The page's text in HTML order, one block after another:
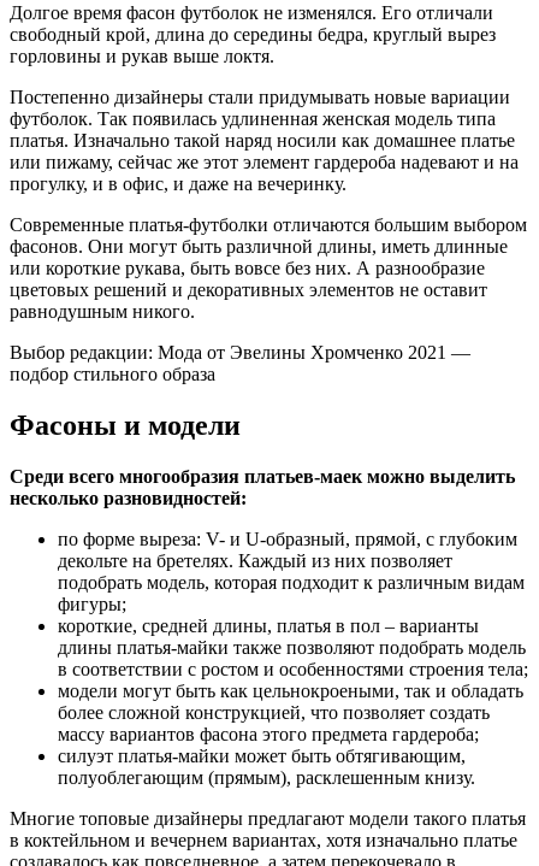
Долгое время фасон футболок не изменялся. Его отличали
свободный крой, длина до середины бедра, круглый вырез
горловины и рукав выше локтя.
Постепенно дизайнеры стали придумывать новые вариации
футболок. Так появилась удлиненная женская модель типа
платья. Изначально такой наряд носили как домашнее платье
или пижаму, сейчас же этот элемент гардероба надевают и на
прогулку, и в офис, и даже на вечеринку.
Современные платья-футболки отличаются большим выбором
фасонов. Они могут быть различной длины, иметь длинные
или короткие рукава, быть вовсе без них. А разнообразие
цветовых решений и декоративных элементов не оставит
равнодушным никого.
Выбор редакции: Мода от Эвелины Хромченко 2021 —
подбор стильного образа
Фасоны и модели
Среди всего многообразия платьев-маек можно выделить
несколько разновидностей:
по форме выреза: V- и U-образный, прямой, с глубоким
декольте на бретелях. Каждый из них позволяет
подобрать модель, которая подходит к различным видам
фигуры;
короткие, средней длины, платья в пол – варианты
длины платья-майки также позволяют подобрать модель
в соответствии с ростом и особенностями строения тела;
модели могут быть как цельнокроеными, так и обладать
более сложной конструкцией, что позволяет создать
массу вариантов фасона этого предмета гардероба;
силуэт платья-майки может быть обтягивающим,
полуоблегающим (прямым), расклешенным книзу.
Многие топовые дизайнеры предлагают модели такого платья
в коктейльном и вечернем вариантах, хотя изначально платье
создавалось как повседневное, а затем перекочевало в